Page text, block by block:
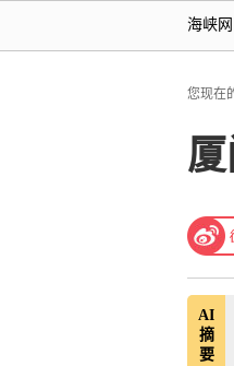
海峡网
您现在
AI
摘
要